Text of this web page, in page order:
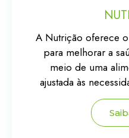
A Nutrição oferece
para melhorar a
meio de uma
ajustada às